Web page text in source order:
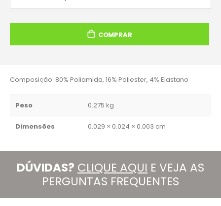
COMPRAR
Composição: 80% Poliamida, 16% Poliester, 4% Elastano
Peso 0.275 kg
Dimensões 0.029 × 0.024 × 0.003 cm
DÚVIDAS? CLIQUE AQUI E VEJA AS
PERGUNTAS FREQUENTES